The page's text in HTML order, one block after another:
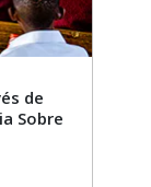
de
Sobre